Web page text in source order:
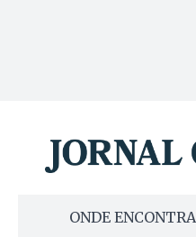
ONDE